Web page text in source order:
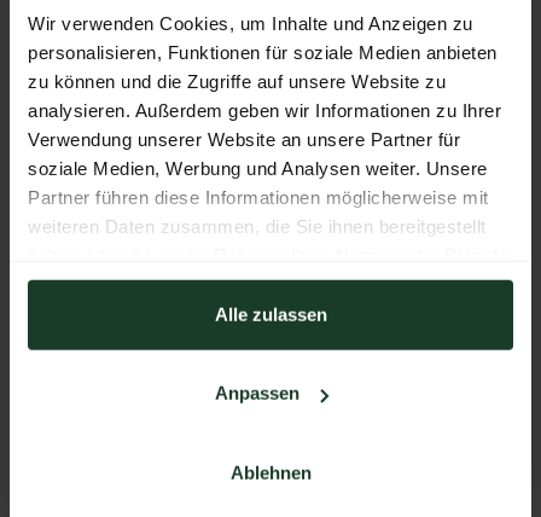
Wir verwenden Cookies, um Inhalte und Anzeigen zu
personalisieren, Funktionen für soziale Medien anbieten
zu können und die Zugriffe auf unsere Website zu
analysieren. Außerdem geben wir Informationen zu Ihrer
Verwendung unserer Website an unsere Partner für
soziale Medien, Werbung und Analysen weiter. Unsere
Partner führen diese Informationen möglicherweise mit
weiteren Daten zusammen, die Sie ihnen bereitgestellt
gesammelt haben.
Alle zulassen
Anpassen
Ablehnen
Stand: 02-0512
FOLLOW US